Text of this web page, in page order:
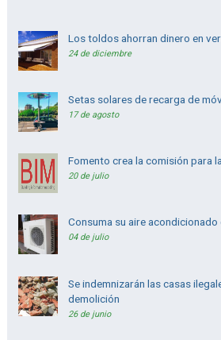
Los toldos ahorran dinero en
24 de diciembre
Setas solares de recarga de
17 de agosto
Fomento crea la comisión para
20 de julio
Consuma su aire
04 de julio
Se indemnizarán las casas
demolición
26 de junio